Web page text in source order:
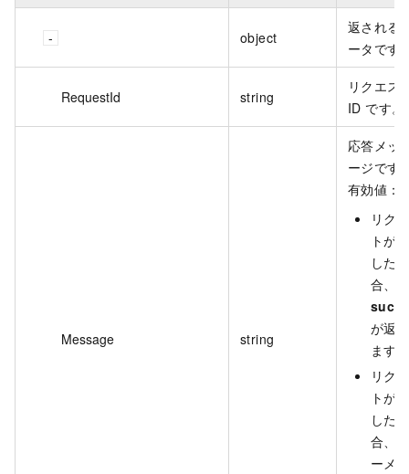
object
返される
ータです
RequestId string
リクエス
ID です。
Message string
応答メッ
ージです
有効値：
リク
トが
した
合、
が返
ます
リク
トが
した
合、
ーメ